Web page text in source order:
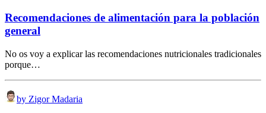
Recomendaciones de alimentación para la población
general
No os voy a explicar las recomendaciones nutricionales tradicionales
porque…
by Zigor Madaria